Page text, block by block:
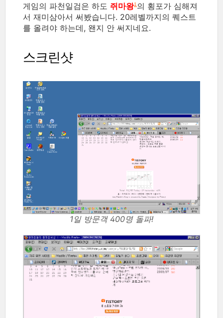
게임의 파천일검은 하도 쥐마왕1 의 횡포가 심해져
서 재미삼아서 써봤습니다. 20레벨까지의 퀘스트
를 올려야 하는데, 왠지 안 써지네요.
스크린샷
1일 방문객 400명 돌파!